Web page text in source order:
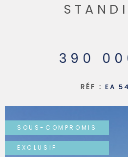
390
RÉF :EA
SOUS-COMPROMIS
EXCLUSIF